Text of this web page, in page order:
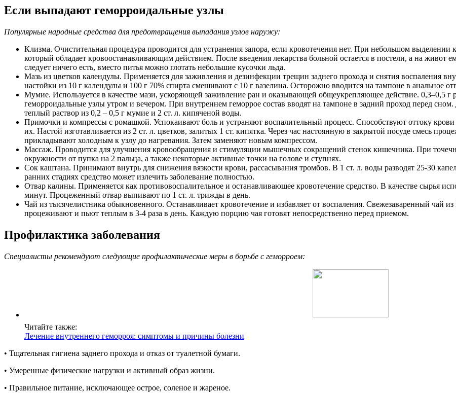
Если выпадают геморроидальные узлы
Популярные народные средства для предотвращения выпадания узлов наружу:
Клизма. Очистительная процедура проводится для устранения запора, если кровотечения нет. При небольшом выделении
который обладает кровоостанавливающим действием. После введения лекарства больной остается в постели, а на живот
следует ничего есть, вместо питья можно глотать небольшие кусочки льда.
Мазь из цветков календулы. Применяется для заживления и дезинфекции трещин заднего прохода и снятия воспаления
настойки из 10 г календулы и 100 г 70% спирта смешивают с 10 г вазелина. Осторожно вводится на тампоне в анальное
Мумие. Используется в качестве мази, ускоряющей заживление ран и оказывающей общеукрепляющее действие. 0,3–0,5
геморроидальные узлы утром и вечером. При внутреннем геморрое состав вводят на тампоне в задний проход перед
теплый раствор из 0,2 – 0,5 г мумие и 2 ст. л. кипяченой воды.
Примочки и компрессы с ромашкой. Успокаивают боль и устраняют воспалительный процесс. Способствуют оттоку
их. Настой изготавливается из 2 ст. л. цветков, залитых 1 ст. кипятка. Через час настоянную в закрытой посуде смесь
прикладывают холодным к узлу до нагревания. Затем заменяют новым компрессом.
Массаж. Проводится для улучшения кровообращения и стимуляции мышечных сокращений стенок кишечника. При
окружности от пупка на 2 пальца, а также некоторые активные точки на голове и ступнях.
Сок каштана. Принимают внутрь для снижения вязкости крови, рассасывания тромбов. В 1 ст. л. воды разводят 25-30
ранних стадиях средство может излечить заболевание полностью.
Отвар калины. Применяется как противовоспалительное и останавливающее кровотечение средство. В качестве сырья
минут. Процеженный отвар выпивают по 1 ст. л. трижды в день.
Чай из тысячелистника обыкновенного. Останавливает кровотечение и избавляет от воспаления. Свежезаваренный чай
процеживают и пьют теплым в 3-4 раза в день. Каждую порцию чая готовят непосредственно перед приемом.
Профилактика заболевания
Специалисты рекомендуют следующие профилактические меры в борьбе с геморроем:
Читайте также:
Лечение внутреннего геморроя: симптомы и причины болезни
• Тщательная гигиена заднего прохода и отказ от туалетной бумаги.
• Умеренные физические нагрузки и активный образ жизни.
• Правильное питание, исключающее острое, соленое и жареное.